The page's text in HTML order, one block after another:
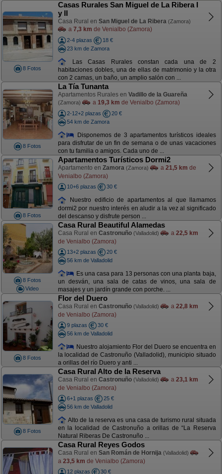
8 Fotos
Casas Rurales San Miguel de La Ribera I
y II
Casa Rural en San Miguel de La Ribera (Zamora)
a 7,3 km de Venialbo (Zamora)
2-4 plazas
18 €
23 km de Zamora
Las Casas Rurales constan cada una de 2
habitaciones dobles, una de ellas de matrimonio y la otra
con 2 camas, un baño, un amplio salón con ...
8 Fotos
La Tía Tunanta
Apartamentos Rurales en Vadillo de la Guareña
(Zamora) a 19,3 km de Venialbo (Zamora)
2-12+2 plazas
20 €
54 km de Zamora
Disponemos de 3 apartamentos turísticos ideales
para disfrutar de un fin de semana o de unas vacaciones
con tu familia o amigos. Cada uno de ...
8 Fotos
Apartamentos Turísticos Dormi2
Apartamento en Zamora (Zamora) a 21,5 km de
Venialbo (Zamora)
10+6 plazas 30 €
Nuestro edificio de apartamentos al que llamamos
dormi2 por nuestro interés en aludir a la vez al significado
del descanso y disfrute person ...
8 Fotos
Video
Casa Rural Beautiful Alamedas
Casa Rural en Castronuño (Valladolid) a 22,5 km
de Venialbo (Zamora)
13+2 plazas
20 €
56 km de Valladolid
Es una casa para 13 personas con una planta baja,
un desván, una sala de catas de vinos, una sala de
masajes y un jardín grande con porche. ...
8 Fotos
Flor del Duero
Casa Rural en Castronuño (Valladolid) a 22,8 km
de Venialbo (Zamora)
9 plazas
30 €
56 km de Valladolid
Nuestro alojamiento Flor del Duero se encuentra en
la localidad de Castronuño (Valladolid), municipio situado
a orillas del río Duero y anti ...
8 Fotos
Casa Rural Alto de la Reserva
Casa Rural en Castronuño (Valladolid) a 23,1 km
de Venialbo (Zamora)
6+1 plazas
25 €
56 km de Valladolid
Alto de la reserva es una casa de turismo rural situada
en la localidad de Castronuño a orillas de “La Reserva
Natural Riberas De Castronuño ...
Casa Rural Reyes Godos
Casa Rural en San Román de Hornija (Valladolid)
a 23,5 km de Venialbo (Zamora)
12 plazas
30 €